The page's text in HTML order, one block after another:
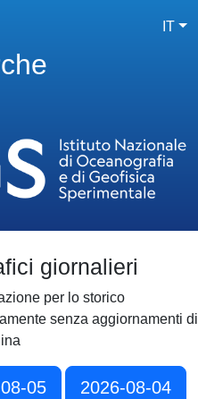
IT
giornalieri
per lo storico
senza aggiornamenti di
05 2026-08-04